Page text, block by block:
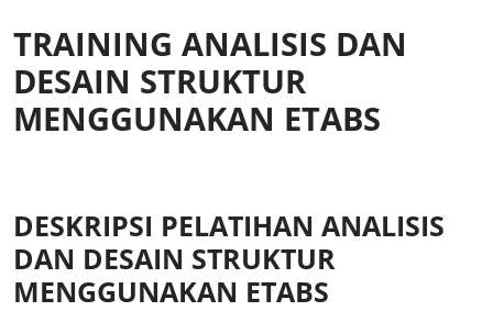
TRAINING ANALISIS DAN
DESAIN STRUKTUR
MENGGUNAKAN ETABS
DESKRIPSI PELATIHAN ANALISIS
DAN DESAIN STRUKTUR
MENGGUNAKAN ETABS